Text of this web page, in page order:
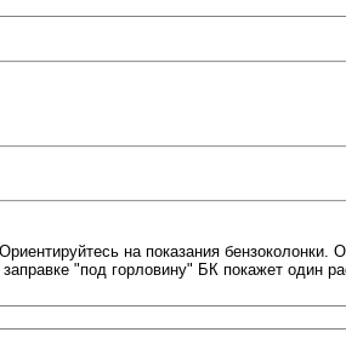
на показания
"под горловину" БК покажет